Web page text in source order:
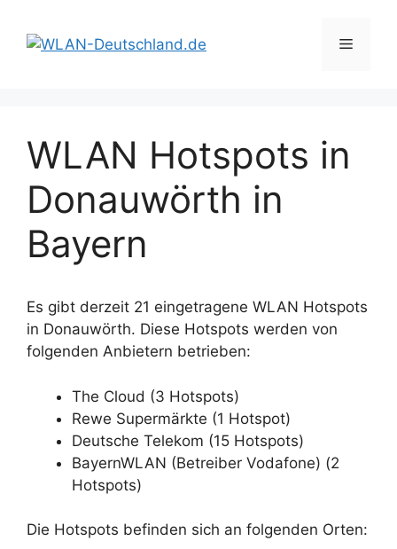
Inhalt
springen
Menü
WLAN Hotspots in
Donauwörth in
Bayern
Es gibt derzeit 21 eingetragene WLAN Hotspots
in Donauwörth. Diese Hotspots werden von
folgenden Anbietern betrieben:
The Cloud (3 Hotspots)
Rewe Supermärkte (1 Hotspot)
Deutsche Telekom (15 Hotspots)
BayernWLAN (Betreiber Vodafone) (2
Hotspots)
Die Hotspots befinden sich an folgenden Orten: